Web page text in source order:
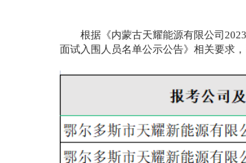
根据《内蒙古天耀能源有限公司
面试入围人员名单公示公告》相关要求